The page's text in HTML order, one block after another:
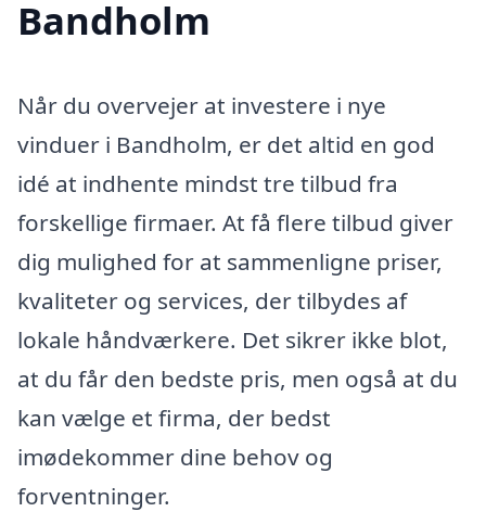
Bandholm
Når du overvejer at investere i nye
vinduer i Bandholm, er det altid en god
idé at indhente mindst tre tilbud fra
forskellige firmaer. At få flere tilbud giver
dig mulighed for at sammenligne priser,
kvaliteter og services, der tilbydes af
lokale håndværkere. Det sikrer ikke blot,
at du får den bedste pris, men også at du
kan vælge et firma, der bedst
imødekommer dine behov og
forventninger.